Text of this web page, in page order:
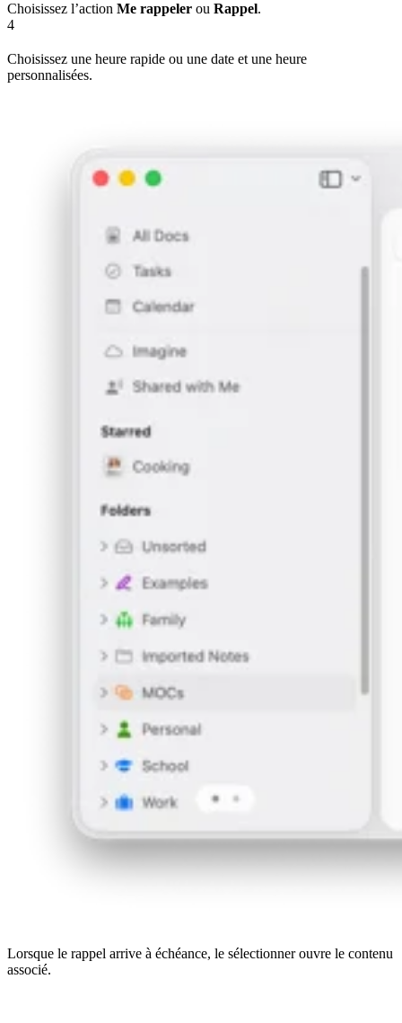
Choisissez l’action Me rappeler ou Rappel.
4
Choisissez une heure rapide ou une date et une heure
personnalisées.
Lorsque le rappel arrive à échéance, le sélectionner ouvre le contenu
associé.